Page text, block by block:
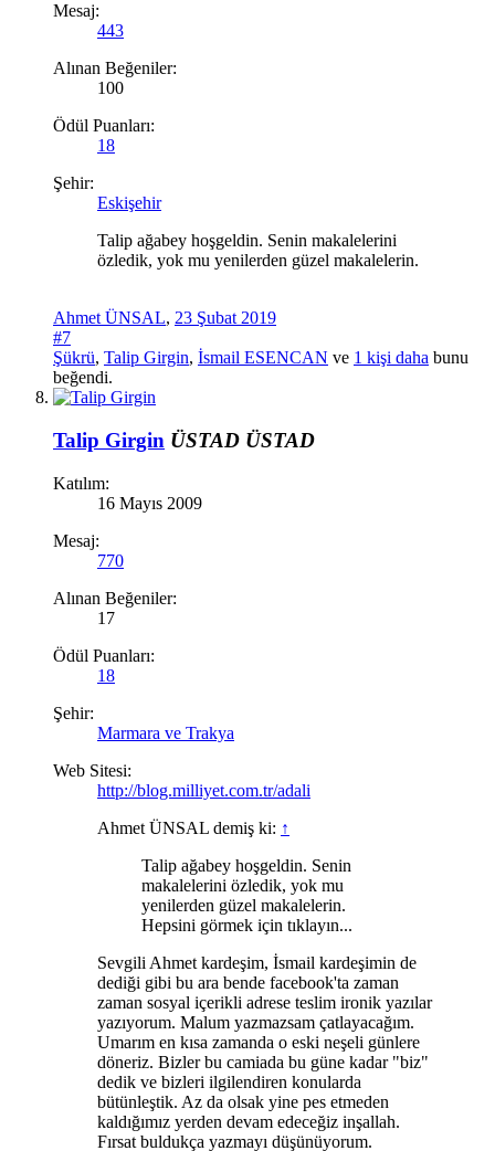
Mesaj:
443
Alınan Beğeniler:
100
Ödül Puanları:
18
Şehir:
Eskişehir
Talip ağabey hoşgeldin. Senin makalelerini
özledik, yok mu yenilerden güzel makalelerin.
Ahmet ÜNSAL, 23 Şubat 2019
#7
Şükrü, Talip Girgin, İsmail ESENCAN ve 1 kişi daha bunu
beğendi.
Talip Girgin ÜSTAD ÜSTAD
Katılım:
16 Mayıs 2009
Mesaj:
770
Alınan Beğeniler:
17
Ödül Puanları:
18
Şehir:
Marmara ve Trakya
Web Sitesi:
http://blog.milliyet.com.tr/adali
Ahmet ÜNSAL demiş ki: ↑
Talip ağabey hoşgeldin. Senin
makalelerini özledik, yok mu
yenilerden güzel makalelerin.
Hepsini görmek için tıklayın...
Sevgili Ahmet kardeşim, İsmail kardeşimin de
dediği gibi bu ara bende facebook'ta zaman
zaman sosyal içerikli adrese teslim ironik yazılar
yazıyorum. Malum yazmazsam çatlayacağım.
Umarım en kısa zamanda o eski neşeli günlere
döneriz. Bizler bu camiada bu güne kadar "biz"
dedik ve bizleri ilgilendiren konularda
bütünleştik. Az da olsak yine pes etmeden
kaldığımız yerden devam edeceğiz inşallah.
Fırsat buldukça yazmayı düşünüyorum.